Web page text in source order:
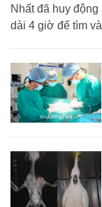
Nhất đã huy
dài 4 giờ để tìm